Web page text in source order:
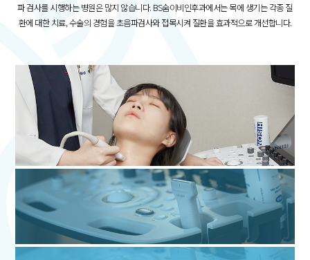
파 검사를 시행하는 병원은 많지 않습니다. BS숨이비인후과에서는 목에 생기는 각종 질
환에 대한 치료, 수술의 경험을초음파검사와 접목시켜 질환을 효과적으로 개선합니다.